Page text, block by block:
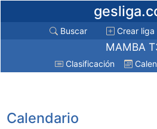
Buscar
Crear liga
MAMBA
Clasificación
Calendario